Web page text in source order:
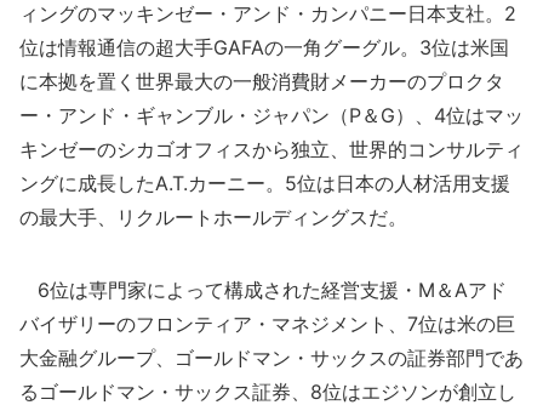
ィングのマッキンゼー・アンド・カンパニー日本支社。2
位は情報通信の超大手GAFAの一角グーグル。3位は米国
に本拠を置く世界最大の一般消費財メーカーのプロクタ
ー・アンド・ギャンブル・ジャパン（P＆G）、4位はマッ
キンゼーのシカゴオフィスから独立、世界的コンサルティ
ングに成長したA.T.カーニー。5位は日本の人材活用支援
の最大手、リクルートホールディングスだ。
6位は専門家によって構成された経営支援・M＆Aアド
バイザリーのフロンティア・マネジメント、7位は米の巨
大金融グループ、ゴールドマン・サックスの証券部門であ
るゴールドマン・サックス証券、8位はエジソンが創立し